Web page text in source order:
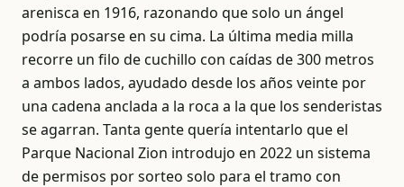
arenisca en 1916, razonando que solo un ángel
podría posarse en su cima. La última media milla
recorre un filo de cuchillo con caídas de 300 metros
a ambos lados, ayudado desde los años veinte por
una cadena anclada a la roca a la que los senderistas
se agarran. Tanta gente quería intentarlo que el
Parque Nacional Zion introdujo en 2022 un sistema
de permisos por sorteo solo para el tramo con